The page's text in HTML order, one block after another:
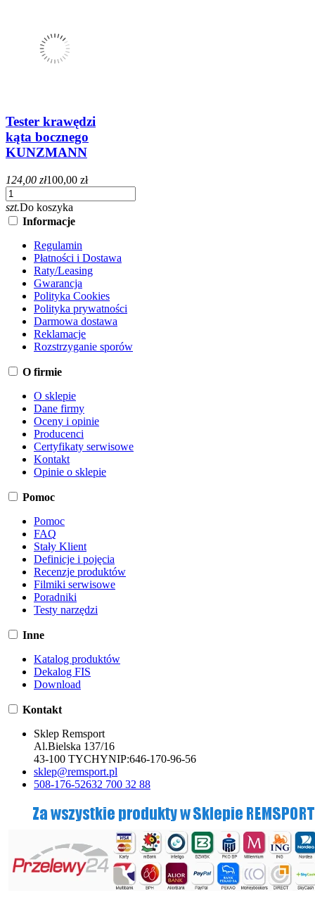
Tester krawędzi
kąta bocznego
KUNZMANN
124,00 zł100,00 zł
szt.Do koszyka
Informacje
Regulamin
Płatności i Dostawa
Raty/Leasing
Gwarancja
Polityka Cookies
Polityka prywatności
Darmowa dostawa
Reklamacje
Rozstrzyganie sporów
O firmie
O sklepie
Dane firmy
Oceny i opinie
Producenci
Certyfikaty serwisowe
Kontakt
Opinie o sklepie
Pomoc
Pomoc
FAQ
Stały Klient
Definicje i pojęcia
Recenzje produktów
Filmiki serwisowe
Poradniki
Testy narzędzi
Inne
Katalog produktów
Dekalog FIS
Download
Kontakt
Sklep Remsport
Al.Bielska 137/16
43-100 TYCHYNIP:646-170-96-56
sklep@remsport.pl
508-176-52632 700 32 88